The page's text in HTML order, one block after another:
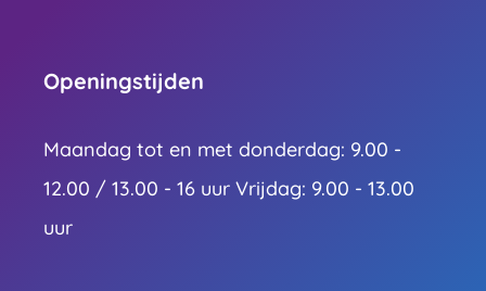
Openingstijden
Maandag tot en met donderdag: 9.00 -
12.00 / 13.00 - 16 uur Vrijdag: 9.00 - 13.00
uur